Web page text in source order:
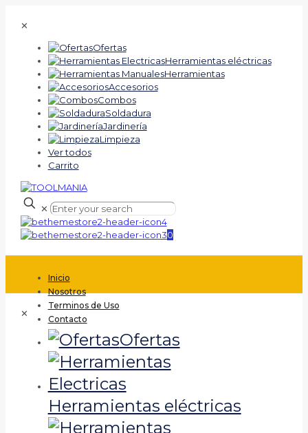
✕
Ofertas
Herramientas eléctricas
Herramientas
Accesorios
Combos
Soldadura
Jardinería
Limpieza
Ver todos
Carrito
✕
0
Inicio
Nosotros
Terminos de Uso
Contacto
✕
Ofertas
Herramientas eléctricas